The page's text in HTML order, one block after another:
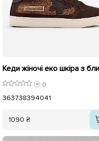
0
363738394041
1090 ₴